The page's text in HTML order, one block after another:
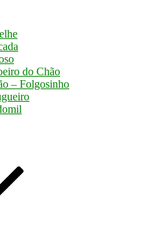
do Chão
– Folgosinho